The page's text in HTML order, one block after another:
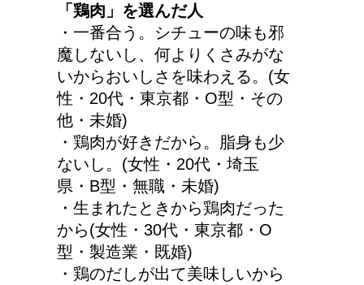
「鶏肉」を選んだ人
・一番合う。シチューの味も邪
魔しないし、何よりくさみがな
いからおいしさを味わえる。(女
性・20代・東京都・O型・その
他・未婚)
・鶏肉が好きだから。脂身も少
ないし。(女性・20代・埼玉
県・B型・無職・未婚)
・生まれたときから鶏肉だった
から(女性・30代・東京都・O
型・製造業・既婚)
・鶏のだしが出て美味しいから